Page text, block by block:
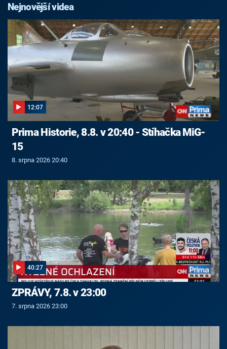
Nejnovější videa
12:07
Prima Historie, 8.8. v 20:40 - Stíhačka MiG-
15
8. srpna 2026 20:40
40:27
ZPRÁVY, 7.8. v 23:00
7. srpna 2026 23:00